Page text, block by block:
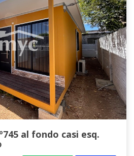
al fondo casi esq.